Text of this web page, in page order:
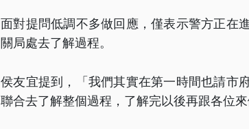
面對提問低調不多做回應，僅表示警方正在
關局處去了解過程。
侯友宜提到，「我們其實在第一時間也請市
聯合去了解整個過程，了解完以後再跟各位來